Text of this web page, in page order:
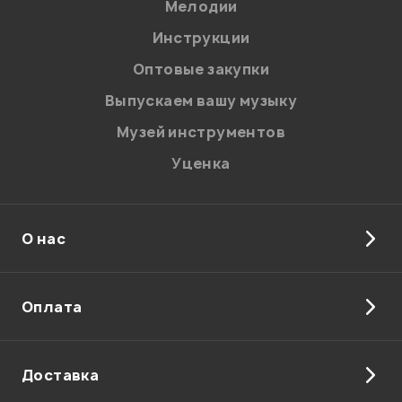
Я даю на обработку персональных данных в
Введите проверочное число:
Мелодии
Инструкции
Оптовые закупки
Выпускаем вашу музыку
Музей инструментов
Уценка
О нас
Оплата
Доставка